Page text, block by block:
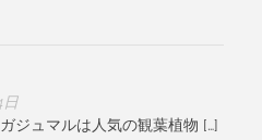
日
ジュマルは人気の観葉植物 […]